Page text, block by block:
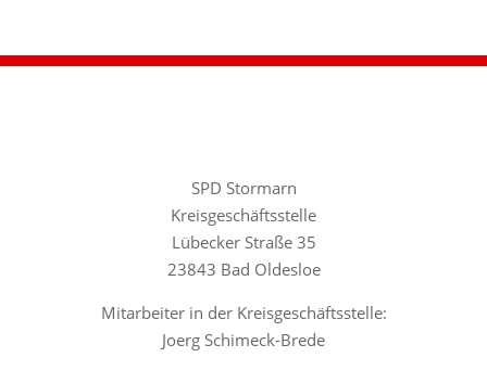
SPD Stormarn
Kreisgeschäftsstelle
Lübecker Straße 35
23843 Bad Oldesloe
Mitarbeiter in der Kreisgeschäftsstelle:
Joerg Schimeck-Brede